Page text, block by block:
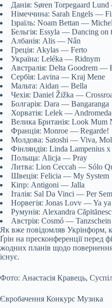
Данія: Søren Torpegaard
Німеччина: Sarah Engels —
Ізраїль: Noam Bettan —
Бельгія: Essyla — Dancing on
Албанія: Alis — Nân
Греція: Akylas — Ferto
Україна: Leléka — Ridnym
Австралія: Delta Goodrem —
Сербія: Lavina — Kraj Mene
Мальта: Aidan — Bella
Чехія: Daniel Žižka —
Болгарія: Dara — Bangaranga
Хорватія: Lelek — Andromeda
Велика Британія: Look Mum
Франція: Monroe — Regarde!
Молдова: Satoshi — Viva,
Фінляндія: Linda Lampenius
Польща: Alicja — Pray
Литва: Lion Ceccah — Sólo
Швеція: Felicia — My System
Кіпр: Antigoni — Jalla
Італія: Sal Da Vinci — Per
Норвегія: Jonas Lovv — Ya ya
Румунія: Alexandra
Австрія: Cosmó — Tanzschein
Як вже повідомляв Укрінформ,
Ґрін на пресконференції перед
жодних планів щодо
існує.
Фото: Анастасія Кравець,
Євробачення Конкурс Музика